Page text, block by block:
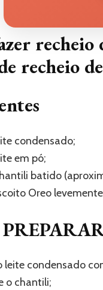
recheio
recheio
condensado;
em pó;
batido
Oreo
leite condensado
o chantili;